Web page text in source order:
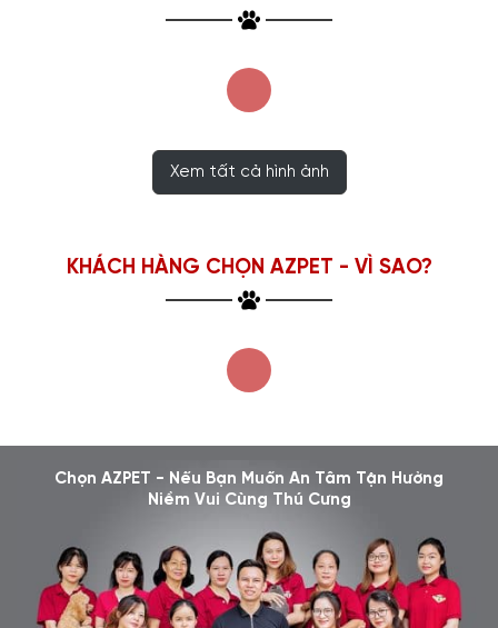
Xem tất cả hình ảnh
KHÁCH HÀNG CHỌN AZPET - VÌ SAO?
Chọn AZPET - Nếu Bạn Muốn An Tâm Tận Hưởng
Niềm Vui Cùng Thú Cưng